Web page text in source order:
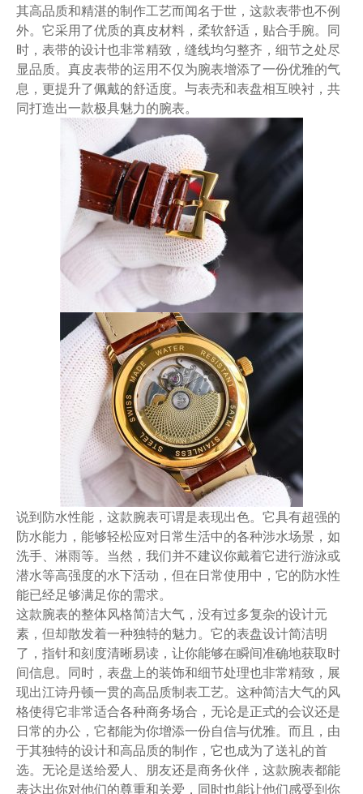
其高品质和精湛的制作工艺而闻名于世，这款表带也不例
外。它采用了优质的真皮材料，柔软舒适，贴合手腕。同
时，表带的设计也非常精致，缝线均匀整齐，细节之处尽
显品质。真皮表带的运用不仅为腕表增添了一份优雅的气
息，更提升了佩戴的舒适度。与表壳和表盘相互映衬，共
同打造出一款极具魅力的腕表。
说到防水性能，这款腕表可谓是表现出色。它具有超强的
防水能力，能够轻松应对日常生活中的各种涉水场景，如
洗手、淋雨等。当然，我们并不建议你戴着它进行游泳或
潜水等高强度的水下活动，但在日常使用中，它的防水性
能已经足够满足你的需求。
这款腕表的整体风格简洁大气，没有过多复杂的设计元
素，但却散发着一种独特的魅力。它的表盘设计简洁明
了，指针和刻度清晰易读，让你能够在瞬间准确地获取时
间信息。同时，表盘上的装饰和细节处理也非常精致，展
现出江诗丹顿一贯的高品质制表工艺。这种简洁大气的风
格使得它非常适合各种商务场合，无论是正式的会议还是
日常的办公，它都能为你增添一份自信与优雅。而且，由
于其独特的设计和高品质的制作，它也成为了送礼的首
选。无论是送给爱人、朋友还是商务伙伴，这款腕表都能
表达出你对他们的尊重和关爱，同时也能让他们感受到你